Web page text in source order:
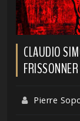
CLAUDIO
Pierre